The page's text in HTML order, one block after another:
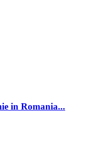
in Romania...